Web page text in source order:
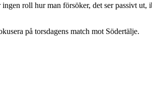
roll hur man försöker, det ser passivt
på torsdagens match mot Södertälje.